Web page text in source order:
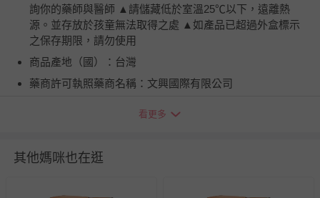
詢你的藥師與醫師 ▲請儲藏低於室溫25℃以下，遠離熱
源。並存放於孩童無法取得之處 ▲如產品已超過外盒標示
之保存期限，請勿使用
商品產地（國）：台灣
藥商許可執照藥商名稱：文興國際有限公司
看更多
其他媽咪也在逛